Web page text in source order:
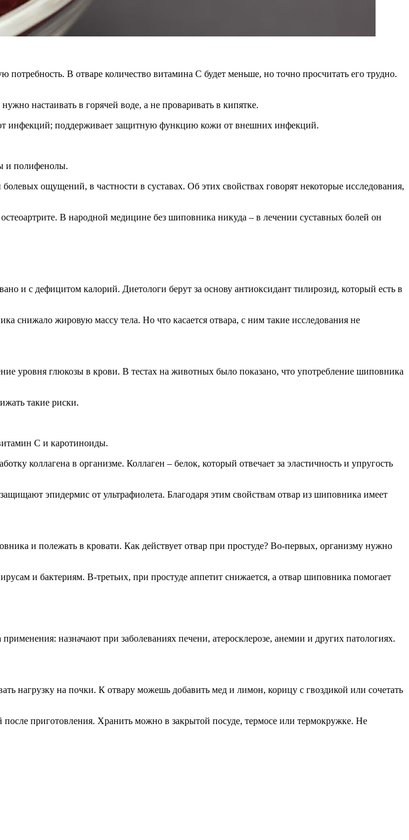
В отваре количество витамина С будет меньше, но точно просчитать его трудно.
настаивать в горячей воде, а не проваривать в кипятке.
инфекций; поддерживает защитную функцию кожи от внешних инфекций.
и полифенолы.
ощущений, в частности в суставах. Об этих свойствах говорят некоторые исследования,
В народной медицине без шиповника никуда – в лечении суставных болей он
и с дефицитом калорий. Диетологи берут за основу антиоксидант тилирозид, который есть в
снижало жировую массу тела. Но что касается отвара, с ним такие исследования не
уровня глюкозы в крови. В тестах на животных было показано, что употребление шиповника
такие риски.
С и каротиноиды.
коллагена в организме. Коллаген – белок, который отвечает за эластичность и упругость
эпидермис от ультрафиолета. Благодаря этим свойствам отвар из шиповника имеет
и полежать в кровати. Как действует отвар при простуде? Во-первых, организму нужно
и бактериям. В-третьих, при простуде аппетит снижается, а отвар шиповника помогает
назначают при заболеваниях печени, атеросклерозе, анемии и других патологиях.
нагрузку на почки. К отвару можешь добавить мед и лимон, корицу с гвоздикой или сочетать
приготовления. Хранить можно в закрытой посуде, термосе или термокружке. Не